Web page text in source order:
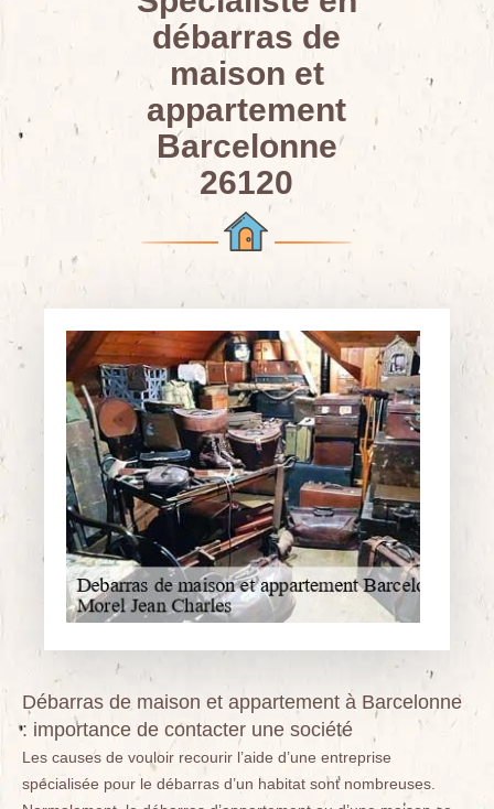
débarras de
maison et
appartement
Barcelonne
26120
Débarras de maison et appartement à Barcelonne
: importance de contacter une société
Les causes de vouloir recourir l’aide d’une entreprise
spécialisée pour le débarras d’un habitat sont nombreuses.